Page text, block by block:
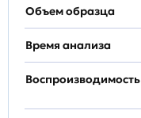
Объем образца
Время анализа
Воспроизводимость